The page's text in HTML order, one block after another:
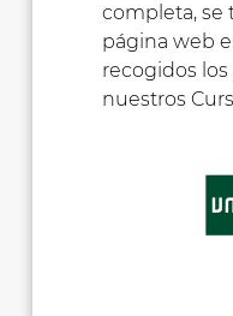
completa, se
página web
recogidos
nuestros